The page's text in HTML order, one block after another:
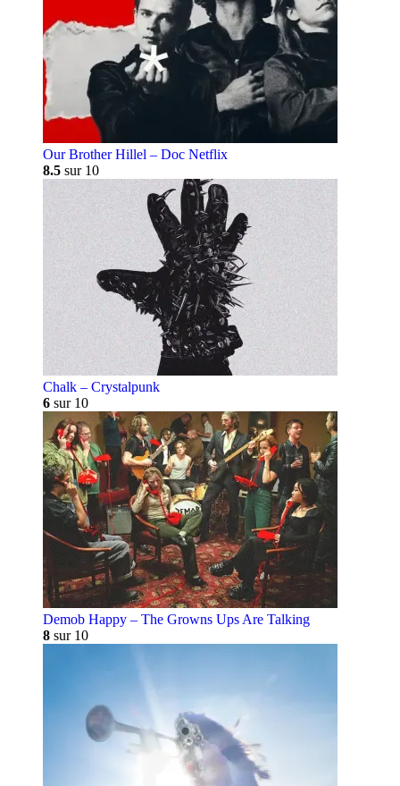
Our Brother Hillel – Doc Netflix
8.5 sur 10
Chalk – Crystalpunk
6 sur 10
Demob Happy – The Growns Ups Are Talking
8 sur 10